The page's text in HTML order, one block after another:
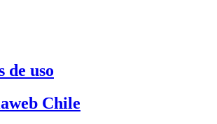
de uso
Chile